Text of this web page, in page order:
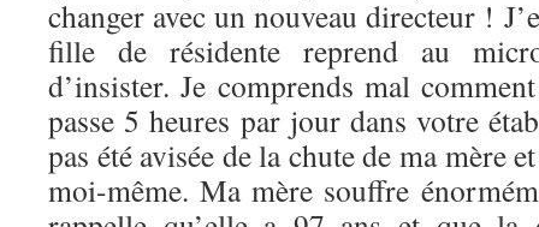
changer avec un nouveau directeur !
fille de résidente reprend au
d’insister. Je comprends mal
passe 5 heures par jour dans votre
pas été avisée de la chute de ma mère
moi-même. Ma mère souffre